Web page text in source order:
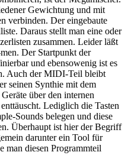
Gewichtung und mit
verbinden. Der eingebaute
Daraus stellt man eine oder
zusammen. Leider läßt
Der Startpunkt der
und ebensowenig ist es
Auch der MIDI-Teil bleibt
seinen Synthie mit dem
über den internen
Lediglich die Tasten
Sounds belegen und diese
Überhaupt ist hier der Begriff
darunter ein Tool für
man diesen Programmteil